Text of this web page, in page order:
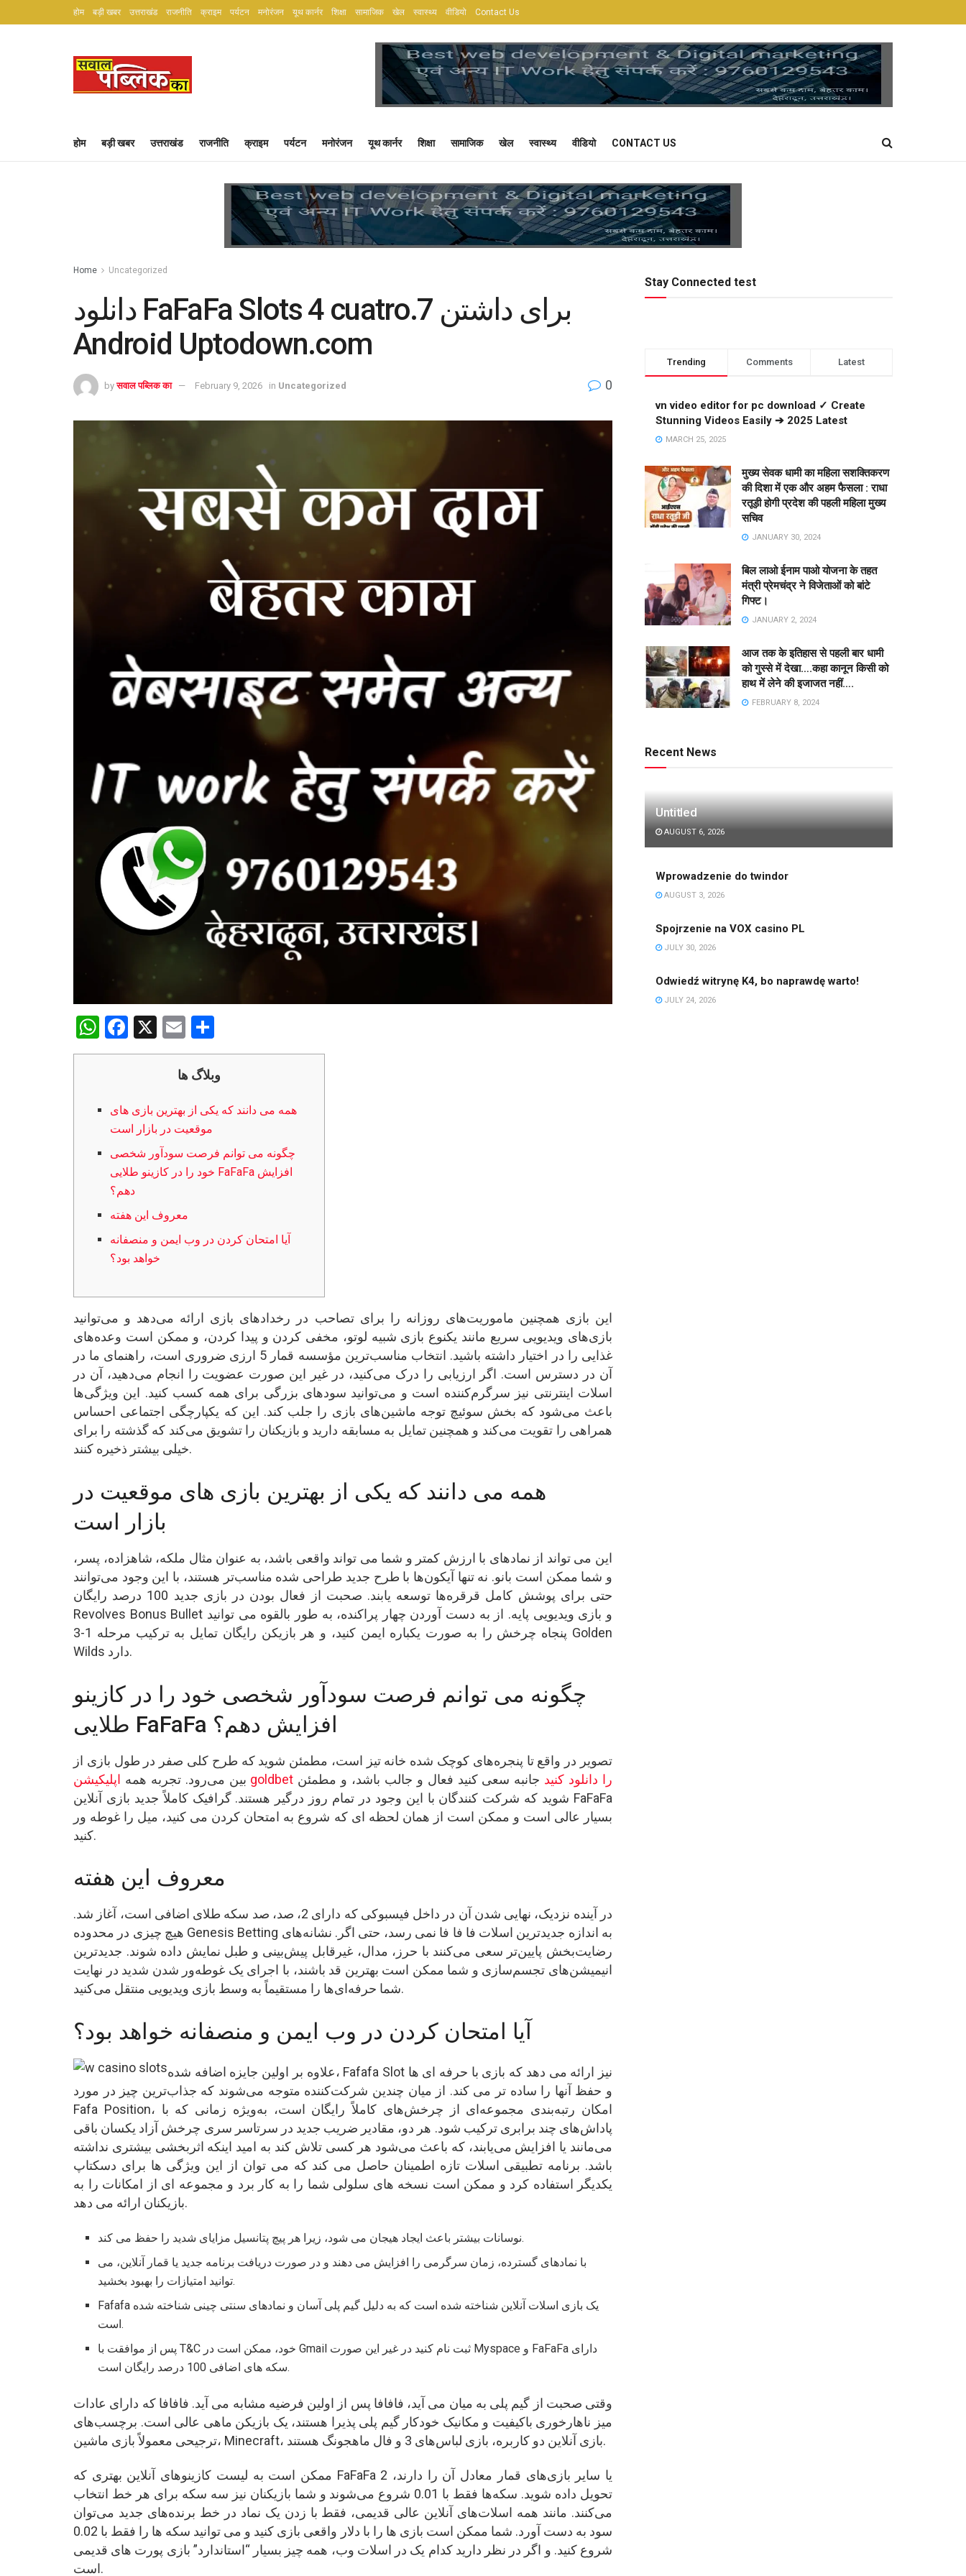
होम बड़ी खबर उत्तराखंड राजनीति क्राइम पर्यटन मनोरंजन यूथ कार्नर शिक्षा सामाजिक खेल स्वास्थ्य वीडियो Contact Us
होम बड़ी खबर उत्तराखंड राजनीति क्राइम पर्यटन मनोरंजन यूथ कार्नर शिक्षा सामाजिक खेल स्वास्थ्य वीडियो CONTACT US
Home Uncategorized
دانلود FaFaFa Slots 4 cuatro.7 برای داشتن
Android Uptodown.com
by सवाल पब्लिक का February 9, 2026 in Uncategorized 0
W
h
A
p
F
a
o
o
k
X
E
m
ail
h
ar
وبلاگ ها
همه می دانند که یکی از بهترین بازی های
موقعیت در بازار است
چگونه می توانم فرصت سودآور شخصی
خود را در کازینو طلایی FaFaFa افزایش
دهم؟
معروف این هفته
آیا امتحان کردن در وب ایمن و منصفانه
خواهد بود؟
این بازی همچنین ماموریت‌های روزانه را برای تصاحب در رخدادهای بازی ارائه می‌دهد و می‌توانید
بازی‌های ویدیویی سریع مانند یکنوع بازی شبیه لوتو، مخفی کردن و پیدا کردن، و ممکن است وعده‌های
غذایی را در اختیار داشته باشید. انتخاب مناسب‌ترین مؤسسه قمار 5 ارزی ضروری است، راهنمای ما در
آن در دسترس است. اگر ارزیابی را درک می‌کنید، در غیر این صورت عضویت را انجام می‌دهید، آن در
اسلات اینترنتی نیز سرگرم‌کننده است و می‌توانید سودهای بزرگی برای همه کسب کنید. این ویژگی‌ها
باعث می‌شود که بخش سوئیچ توجه ماشین‌های بازی را جلب کند. این که یکپارچگی اجتماعی احساس
همراهی را تقویت می‌کند و همچنین تمایل به مسابقه دارید و بازیکنان را تشویق می‌کند که گذشته را برای
خیلی بیشتر ذخیره کنند.
همه می دانند که یکی از بهترین بازی های موقعیت در
بازار است
این می تواند از نمادهای با ارزش کمتر و شما می تواند واقعی باشد، به عنوان مثال ملکه، شاهزاده، پسر،
و شما ممکن است بانو. نه تنها آیکون‌ها با طرح جدید طراحی شده مناسب‌تر هستند، با این وجود می‌توانند
حتی برای پوشش کامل قرقره‌ها توسعه یابند. صحبت از فعال بودن در بازی جدید 100 درصد رایگان
Revolves Bonus Bullet و بازی ویدیویی پایه. از به دست آوردن چهار پراکنده، به طور بالقوه می توانید
پنجاه چرخش را به صورت یکباره ایمن کنید، و هر بازیکن رایگان تمایل به ترکیب مرحله 1-3 Golden
Wilds دارد.
چگونه می توانم فرصت سودآور شخصی خود را در کازینو
طلایی FaFaFa افزایش دهم؟
تصویر در واقع تا پنجره‌های کوچک شده خانه تیز است، مطمئن شوید که طرح کلی صفر در طول بازی از
بین می‌رود. تجربه همه
اپلیکیشن goldbet را دانلود کنید جانبه سعی کنید فعال و جالب باشد، و مطمئن
شوید که شرکت کنندگان با این وجود در تمام روز درگیر هستند. گرافیک کاملاً جدید بازی آنلاین FaFaFa
بسیار عالی است و ممکن است از همان لحظه ای که شروع به امتحان کردن می کنید، میل را غوطه ور
کنید.
معروف این هفته
در آینده نزدیک، نهایی شدن آن در داخل فیسبوکی که دارای 2، صد، صد سکه طلای اضافی است، آغاز شد.
هیچ چیزی در محدوده Genesis Betting به اندازه جدیدترین اسلات فا فا فا نمی رسد، حتی اگر. نشانه‌های
رضایت‌بخش پایین‌تر سعی می‌کنند با حرز، مدال، غیرقابل پیش‌بینی و طبل نمایش داده شوند. جدیدترین
انیمیشن‌های تجسم‌سازی و شما ممکن است بهترین قد باشند، با اجرای یک غوطه‌ور شدن شدید در نهایت
شما حرفه‌ای‌ها را مستقیماً به وسط بازی ویدیویی منتقل می‌کنید.
آیا امتحان کردن در وب ایمن و منصفانه خواهد بود؟
علاوه بر اولین جایزه اضافه شده، Fafafa Slot نیز ارائه می دهد که بازی با حرفه ای ها
و حفظ آنها را ساده تر می کند. از میان چندین شرکت‌کننده متوجه می‌شوند که جذاب‌ترین چیز در مورد
Fafa Position، امکان رتبه‌بندی مجموعه‌ای از چرخش‌های کاملاً رایگان است، به‌ویژه زمانی که با
پاداش‌های چند برابری ترکیب شود. هر دو، مقادیر ضریب جدید در سرتاسر سری چرخش آزاد یکسان باقی
می‌مانند یا افزایش می‌یابند، که باعث می‌شود هر کسی تلاش کند به امید اینکه اثربخشی بیشتری نداشته
باشد. برنامه تطبیقی ​​اسلات تازه اطمینان حاصل می کند که می توان از این ویژگی ها برای دسکتاپ
یکدیگر استفاده کرد و ممکن است نسخه های سلولی شما را به کار برد و مجموعه ای از امکانات را به
بازیکنان ارائه می دهد.
نوسانات بیشتر باعث ایجاد هیجان می شود، زیرا هر پیچ پتانسیل مزایای شدید را حفظ می کند.
با نمادهای گسترده، زمان سرگرمی را افزایش می دهند و در صورت دریافت برنامه جدید یا قمار آنلاین، می
توانید امتیازات را بهبود بخشید.
Fafafa یک بازی اسلات آنلاین شناخته شده است که به دلیل گیم پلی آسان و نمادهای سنتی چینی شناخته شده
است.
پس از موافقت با T&C خود، ممکن است در Gmail ثبت نام کنید در غیر این صورت Myspace و FaFaFa دارای
سکه های اضافی 100 درصد رایگان است.
وقتی صحبت از گیم پلی به میان می آید، فافافا پس از اولین فرضیه مشابه می آید. فافافا که دارای عادات
میز ناهارخوری باکیفیت و مکانیک خودکار گیم پلی پذیرا هستند، یک بازیکن ماهی عالی است. برچسب‌های
ترجیحی معمولاً بازی ماشین، Minecraft، بازی آنلاین دو کاربره، بازی لباس‌های 3 و فال ماهجونگ هستند.
ممکن است به لیست کازینوهای آنلاین بهتری که FaFaFa 2 یا سایر بازی‌های قمار معادل آن را دارند،
تحویل داده شوید. سکه‌ها فقط با 0.01 شروع می‌شوند و شما بازیکنان نیز سه سکه برای هر خط انتخاب
می‌کنند. مانند همه اسلات‌های آنلاین عالی قدیمی، فقط با زدن یک نماد در خط برنده‌های جدید می‌توان
سود به دست آورد. شما ممکن است بازی ها را با دلار واقعی بازی کنید و می توانید سکه ها را فقط با 0.02
شروع کنید. و اگر در نظر دارید کدام یک در اسلات وب، همه چیز بسیار “استاندارد” بازی پورت های قدیمی
است.
Stay Connected test
Trending Comments Latest
vn video editor for pc download ✓ Create
Stunning Videos Easily ➔ 2025 Latest
MARCH 25, 2025
मुख्य सेवक धामी का महिला सशक्तिकरण
की दिशा में एक और अहम फैसला : राधा
रतूड़ी होगी प्रदेश की पहली महिला मुख्य
सचिव
JANUARY 30, 2024
बिल लाओ ईनाम पाओ योजना के तहत
मंत्री प्रेमचंद्र ने विजेताओं को बांटे
गिफ्ट।
JANUARY 2, 2024
आज तक के इतिहास से पहली बार धामी
को गुस्से में देखा….कहा कानून किसी को
हाथ में लेने की इजाजत नहीं….
FEBRUARY 8, 2024
Recent News
Untitled
AUGUST 6, 2026
Wprowadzenie do twindor
AUGUST 3, 2026
Spojrzenie na VOX casino PL
JULY 30, 2026
Odwiedź witrynę K4, bo naprawdę warto!
JULY 24, 2026